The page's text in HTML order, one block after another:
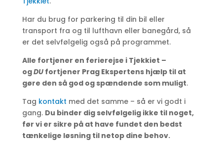
Har du brug for parkering til din bil eller
transport fra og til lufthavn eller banegård, så
er det selvfølgelig også på programmet.
Alle fortjener en ferierejse i Tjekkiet –
ogDUfortjener Prag Ekspertens hjælp til at
gøre den så god og spændende som muligt.
Tag kontakt med det samme – så er vi godt i
gang. Du binder dig selvfølgelig ikke til noget,
før vi er sikre på at have fundet den bedst
tænkelige løsning til netop dine behov.